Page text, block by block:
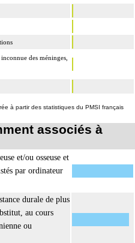
des méninges,
à partir des statistiques du PMSI français
associés à
et/ou osseuse et
par ordinateur
durale de plus
au cours
ou